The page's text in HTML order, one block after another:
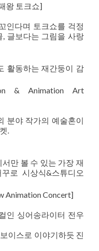
왕 토크쇼]
인다며 토크쇼를 걱정
글보다는 그림을 사랑
활동하는 재간둥이 감
& Animation Art
분야 작가의 예술혼이
.
만 볼 수 있는 가장 재
로 시상식&스튜디오
Animation Concert]
인 싱어송라이터 전우
이스로 이야기하듯 진